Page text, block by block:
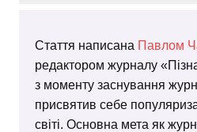
Стаття написана Павлом
редактором журналу
з моменту заснування
присвятив себе
світі. Основна мета як